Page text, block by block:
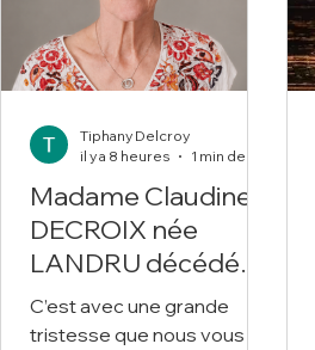
Madame Claudine
DECROIX née
LANDRU décédée
le 6 août 2026 à
l'âge de 74 ans.
C’est avec une grande
tristesse que nous vous
Tiphany Delcroy
il y a 8 heures